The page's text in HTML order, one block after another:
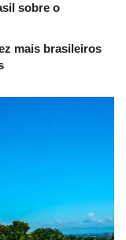
sobre o
mais brasileiros